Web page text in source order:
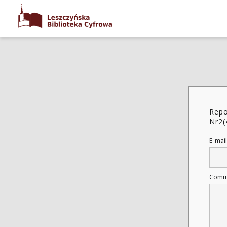
E-mail